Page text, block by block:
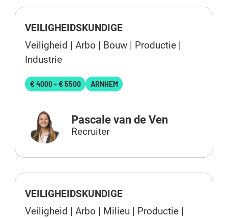
VEILIGHEIDSKUNDIGE
Veiligheid | Arbo | Bouw | Productie |
Industrie
€ 4000 - € 5500 ARNHEM
Pascale van de Ven
Recruiter
VEILIGHEIDSKUNDIGE
Veiligheid | Arbo | Milieu | Productie |